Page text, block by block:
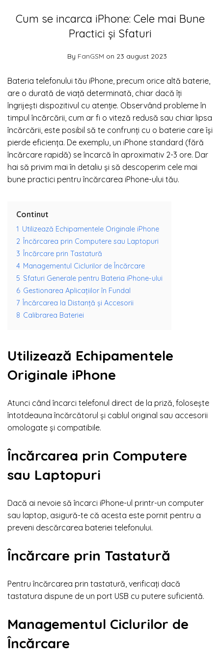
Cum se incarca iPhone: Cele mai Bune
Practici și Sfaturi
By FanGSM on 23 august 2023
Bateria telefonului tău iPhone, precum orice altă baterie,
are o durată de viață determinată, chiar dacă îți
îngrijești dispozitivul cu atenție. Observând probleme în
timpul încărcării, cum ar fi o viteză redusă sau chiar lipsa
încărcării, este posibil să te confrunți cu o baterie care își
pierde eficiența. De exemplu, un iPhone standard (fără
încărcare rapidă) se încarcă în aproximativ 2-3 ore. Dar
hai să privim mai în detaliu și să descoperim cele mai
bune practici pentru încărcarea iPhone-ului tău.
Continut
1 Utilizează Echipamentele Originale iPhone
2 Încărcarea prin Computere sau Laptopuri
3 Încărcare prin Tastatură
4 Managementul Ciclurilor de Încărcare
5 Sfaturi Generale pentru Bateria iPhone-ului
6 Gestionarea Aplicațiilor în Fundal
7 Încărcarea la Distanță și Accesorii
8 Calibrarea Bateriei
Utilizează Echipamentele
Originale iPhone
Atunci când încarci telefonul direct de la priză, folosește
întotdeauna încărcătorul și cablul original sau accesorii
omologate și compatibile.
Încărcarea prin Computere
sau Laptopuri
Dacă ai nevoie să încarci iPhone-ul printr-un computer
sau laptop, asigură-te că acesta este pornit pentru a
preveni descărcarea bateriei telefonului.
Încărcare prin Tastatură
Pentru încărcarea prin tastatură, verificați dacă
tastatura dispune de un port USB cu putere suficientă.
Managementul Ciclurilor de
Încărcare